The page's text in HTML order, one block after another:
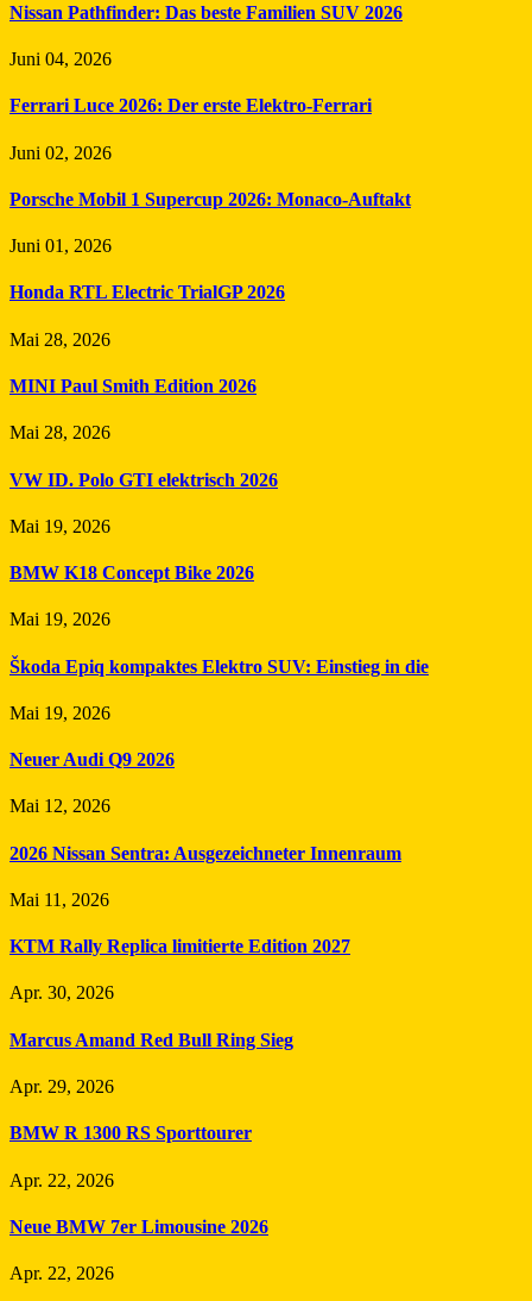
Nissan Pathfinder: Das beste Familien SUV 2026
Juni 04, 2026
Ferrari Luce 2026: Der erste Elektro-Ferrari
Juni 02, 2026
Porsche Mobil 1 Supercup 2026: Monaco-Auftakt
Juni 01, 2026
Honda RTL Electric TrialGP 2026
Mai 28, 2026
MINI Paul Smith Edition 2026
Mai 28, 2026
VW ID. Polo GTI elektrisch 2026
Mai 19, 2026
BMW K18 Concept Bike 2026
Mai 19, 2026
Škoda Epiq kompaktes Elektro SUV: Einstieg in die
Mai 19, 2026
Neuer Audi Q9 2026
Mai 12, 2026
2026 Nissan Sentra: Ausgezeichneter Innenraum
Mai 11, 2026
KTM Rally Replica limitierte Edition 2027
Apr. 30, 2026
Marcus Amand Red Bull Ring Sieg
Apr. 29, 2026
BMW R 1300 RS Sporttourer
Apr. 22, 2026
Neue BMW 7er Limousine 2026
Apr. 22, 2026